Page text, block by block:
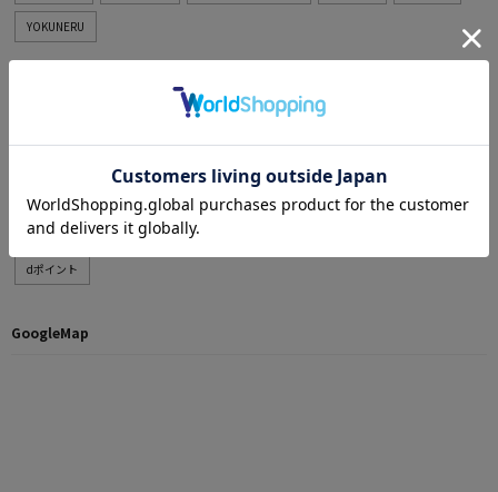
YOKUNERU
各種キャッシュレス決済可
ポイントサービス
dポイント
GoogleMap